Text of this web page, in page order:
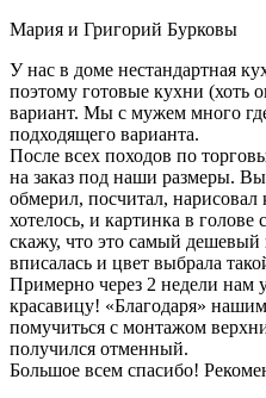
Мария и Григорий Бурковы
У нас в доме нестандартная
поэтому готовые кухни
вариант. Мы с мужем много
подходящего варианта.
После всех походов по
на заказ под наши размеры.
обмерил, посчитал,
хотелось, и картинка в
скажу, что это самый дешевый
вписалась и цвет выбрала
Примерно через 2 недели нам
красавицу! «Благодаря»
помучиться с монтажом
получился отменный.
Большое всем спасибо!